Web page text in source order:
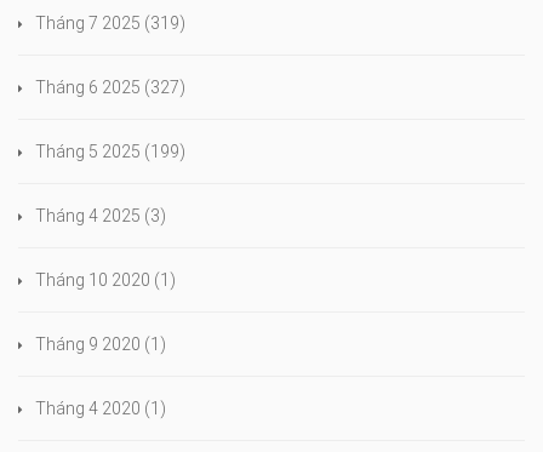
Tháng 7 2025 (319)
Tháng 6 2025 (327)
Tháng 5 2025 (199)
Tháng 4 2025 (3)
Tháng 10 2020 (1)
Tháng 9 2020 (1)
Tháng 4 2020 (1)